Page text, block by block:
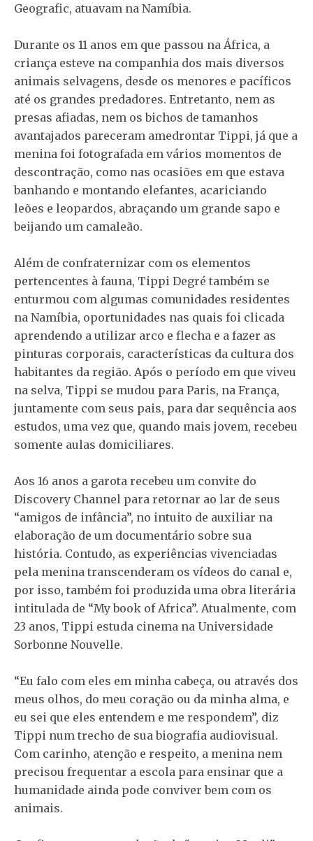
Geografic, atuavam na Namíbia.
Durante os 11 anos em que passou na África, a
criança esteve na companhia dos mais diversos
animais selvagens, desde os menores e pacíficos
até os grandes predadores. Entretanto, nem as
presas afiadas, nem os bichos de tamanhos
avantajados pareceram amedrontar Tippi, já que a
menina foi fotografada em vários momentos de
descontração, como nas ocasiões em que estava
banhando e montando elefantes, acariciando
leões e leopardos, abraçando um grande sapo e
beijando um camaleão.
Além de confraternizar com os elementos
pertencentes à fauna, Tippi Degré também se
enturmou com algumas comunidades residentes
na Namíbia, oportunidades nas quais foi clicada
aprendendo a utilizar arco e flecha e a fazer as
pinturas corporais, características da cultura dos
habitantes da região. Após o período em que viveu
na selva, Tippi se mudou para Paris, na França,
juntamente com seus pais, para dar sequência aos
estudos, uma vez que, quando mais jovem, recebeu
somente aulas domiciliares.
Aos 16 anos a garota recebeu um convite do
Discovery Channel para retornar ao lar de seus
“amigos de infância”, no intuito de auxiliar na
elaboração de um documentário sobre sua
história. Contudo, as experiências vivenciadas
pela menina transcenderam os vídeos do canal e,
por isso, também foi produzida uma obra literária
intitulada de “My book of Africa”. Atualmente, com
23 anos, Tippi estuda cinema na Universidade
Sorbonne Nouvelle.
“Eu falo com eles em minha cabeça, ou através dos
meus olhos, do meu coração ou da minha alma, e
eu sei que eles entendem e me respondem”, diz
Tippi num trecho de sua biografia audiovisual.
Com carinho, atenção e respeito, a menina nem
precisou frequentar a escola para ensinar que a
humanidade ainda pode conviver bem com os
animais.